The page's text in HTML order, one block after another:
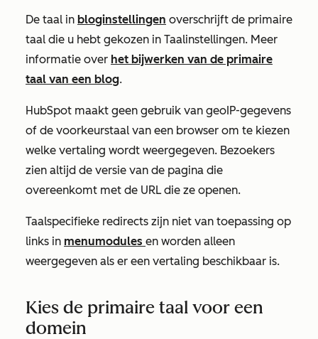
De taal in bloginstellingen overschrijft de primaire
taal die u hebt gekozen in Taalinstellingen. Meer
informatie over het bijwerken van de primaire
taal van een blog.
HubSpot maakt geen gebruik van geoIP-gegevens
of de voorkeurstaal van een browser om te kiezen
welke vertaling wordt weergegeven. Bezoekers
zien altijd de versie van de pagina die
overeenkomt met de URL die ze openen.
Taalspecifieke redirects zijn niet van toepassing op
links in menumodules en worden alleen
weergegeven als er een vertaling beschikbaar is.
Kies de primaire taal voor een
domein